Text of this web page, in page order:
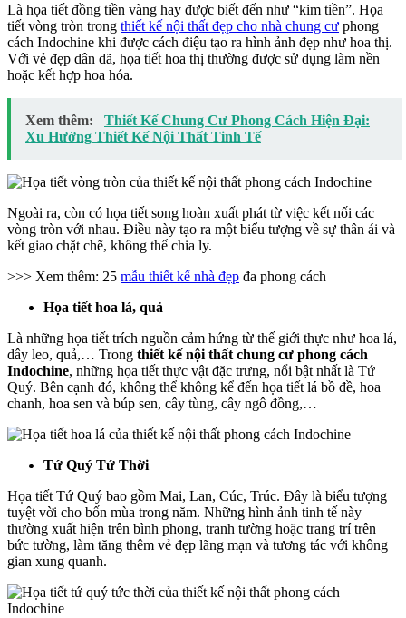
Là họa tiết đồng tiền vàng hay được biết đến như “kim tiền”. Họa
tiết vòng tròn trong thiết kế nội thất đẹp cho nhà chung cư phong
cách Indochine khi được cách điệu tạo ra hình ảnh đẹp như hoa thị.
Với vẻ đẹp dân dã, họa tiết hoa thị thường được sử dụng làm nền
hoặc kết hợp hoa hóa.
Xem thêm:
Thiết Kế Chung Cư Phong Cách Hiện Đại:
Xu Hướng Thiết Kế Nội Thất Tinh Tế
Ngoài ra, còn có họa tiết song hoàn xuất phát từ việc kết nối các
vòng tròn với nhau. Điều này tạo ra một biểu tượng về sự thân ái và
kết giao chặt chẽ, không thể chia ly.
>>> Xem thêm: 25 mẫu thiết kế nhà đẹp đa phong cách
Họa tiết hoa lá, quả
Là những họa tiết trích nguồn cảm hứng từ thế giới thực như hoa lá,
dây leo, quả,… Trong thiết kế nội thất chung cư phong cách
Indochine, những họa tiết thực vật đặc trưng, nổi bật nhất là Tứ
Quý. Bên cạnh đó, không thể không kể đến họa tiết lá bồ đề, hoa
chanh, hoa sen và búp sen, cây tùng, cây ngô đồng,…
Tứ Quý Tứ Thời
Họa tiết Tứ Quý bao gồm Mai, Lan, Cúc, Trúc. Đây là biểu tượng
tuyệt vời cho bốn mùa trong năm. Những hình ảnh tinh tế này
thường xuất hiện trên bình phong, tranh tường hoặc trang trí trên
bức tường, làm tăng thêm vẻ đẹp lãng mạn và tương tác với không
gian xung quanh.